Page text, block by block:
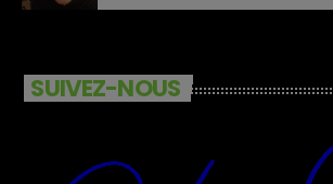
SUIVEZ-NOUS